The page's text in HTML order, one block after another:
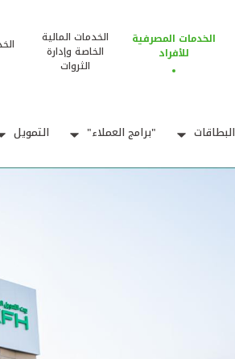
الخدمات المصرفية
للأفراد
الخدمات المالية
الخاصة وإدارة
الثروات
البطاقات "برامج العملاء" التمويل